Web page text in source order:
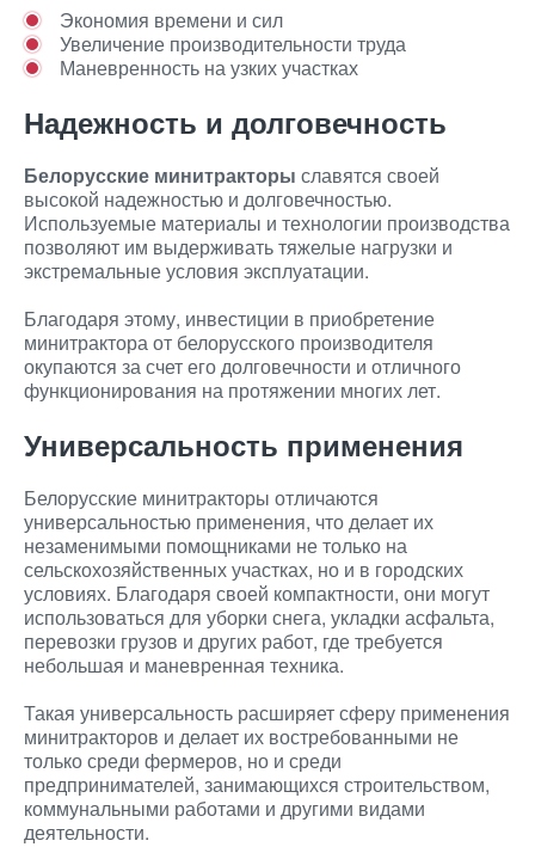
Экономия времени и сил
Увеличение производительности труда
Маневренность на узких участках
Надежность и долговечность
Белорусские минитракторы славятся своей
высокой надежностью и долговечностью.
Используемые материалы и технологии производства
позволяют им выдерживать тяжелые нагрузки и
экстремальные условия эксплуатации.
Благодаря этому, инвестиции в приобретение
минитрактора от белорусского производителя
окупаются за счет его долговечности и отличного
функционирования на протяжении многих лет.
Универсальность применения
Белорусские минитракторы отличаются
универсальностью применения, что делает их
незаменимыми помощниками не только на
сельскохозяйственных участках, но и в городских
условиях. Благодаря своей компактности, они могут
использоваться для уборки снега, укладки асфальта,
перевозки грузов и других работ, где требуется
небольшая и маневренная техника.
Такая универсальность расширяет сферу применения
минитракторов и делает их востребованными не
только среди фермеров, но и среди
предпринимателей, занимающихся строительством,
коммунальными работами и другими видами
деятельности.